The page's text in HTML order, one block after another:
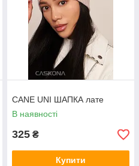
CANE UNI ШАПКА лате
В наявності
325 ₴
Купити